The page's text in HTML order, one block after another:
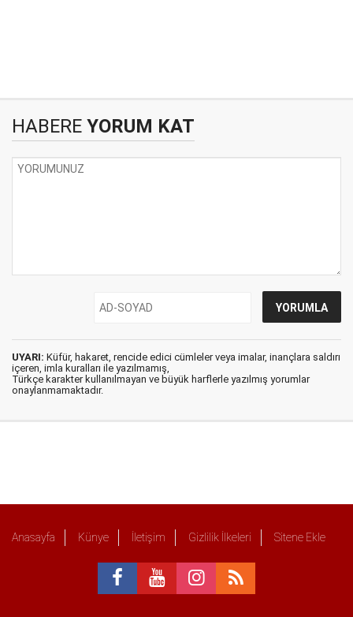
HABERE YORUM KAT
UYARI: Küfür, hakaret, rencide edici cümleler veya imalar, inançlara saldırı
içeren, imla kuralları ile yazılmamış,
Türkçe karakter kullanılmayan ve büyük harflerle yazılmış yorumlar
onaylanmamaktadır.
Anasayfa Künye İletişim Gizlilik İlkeleri Sitene Ekle